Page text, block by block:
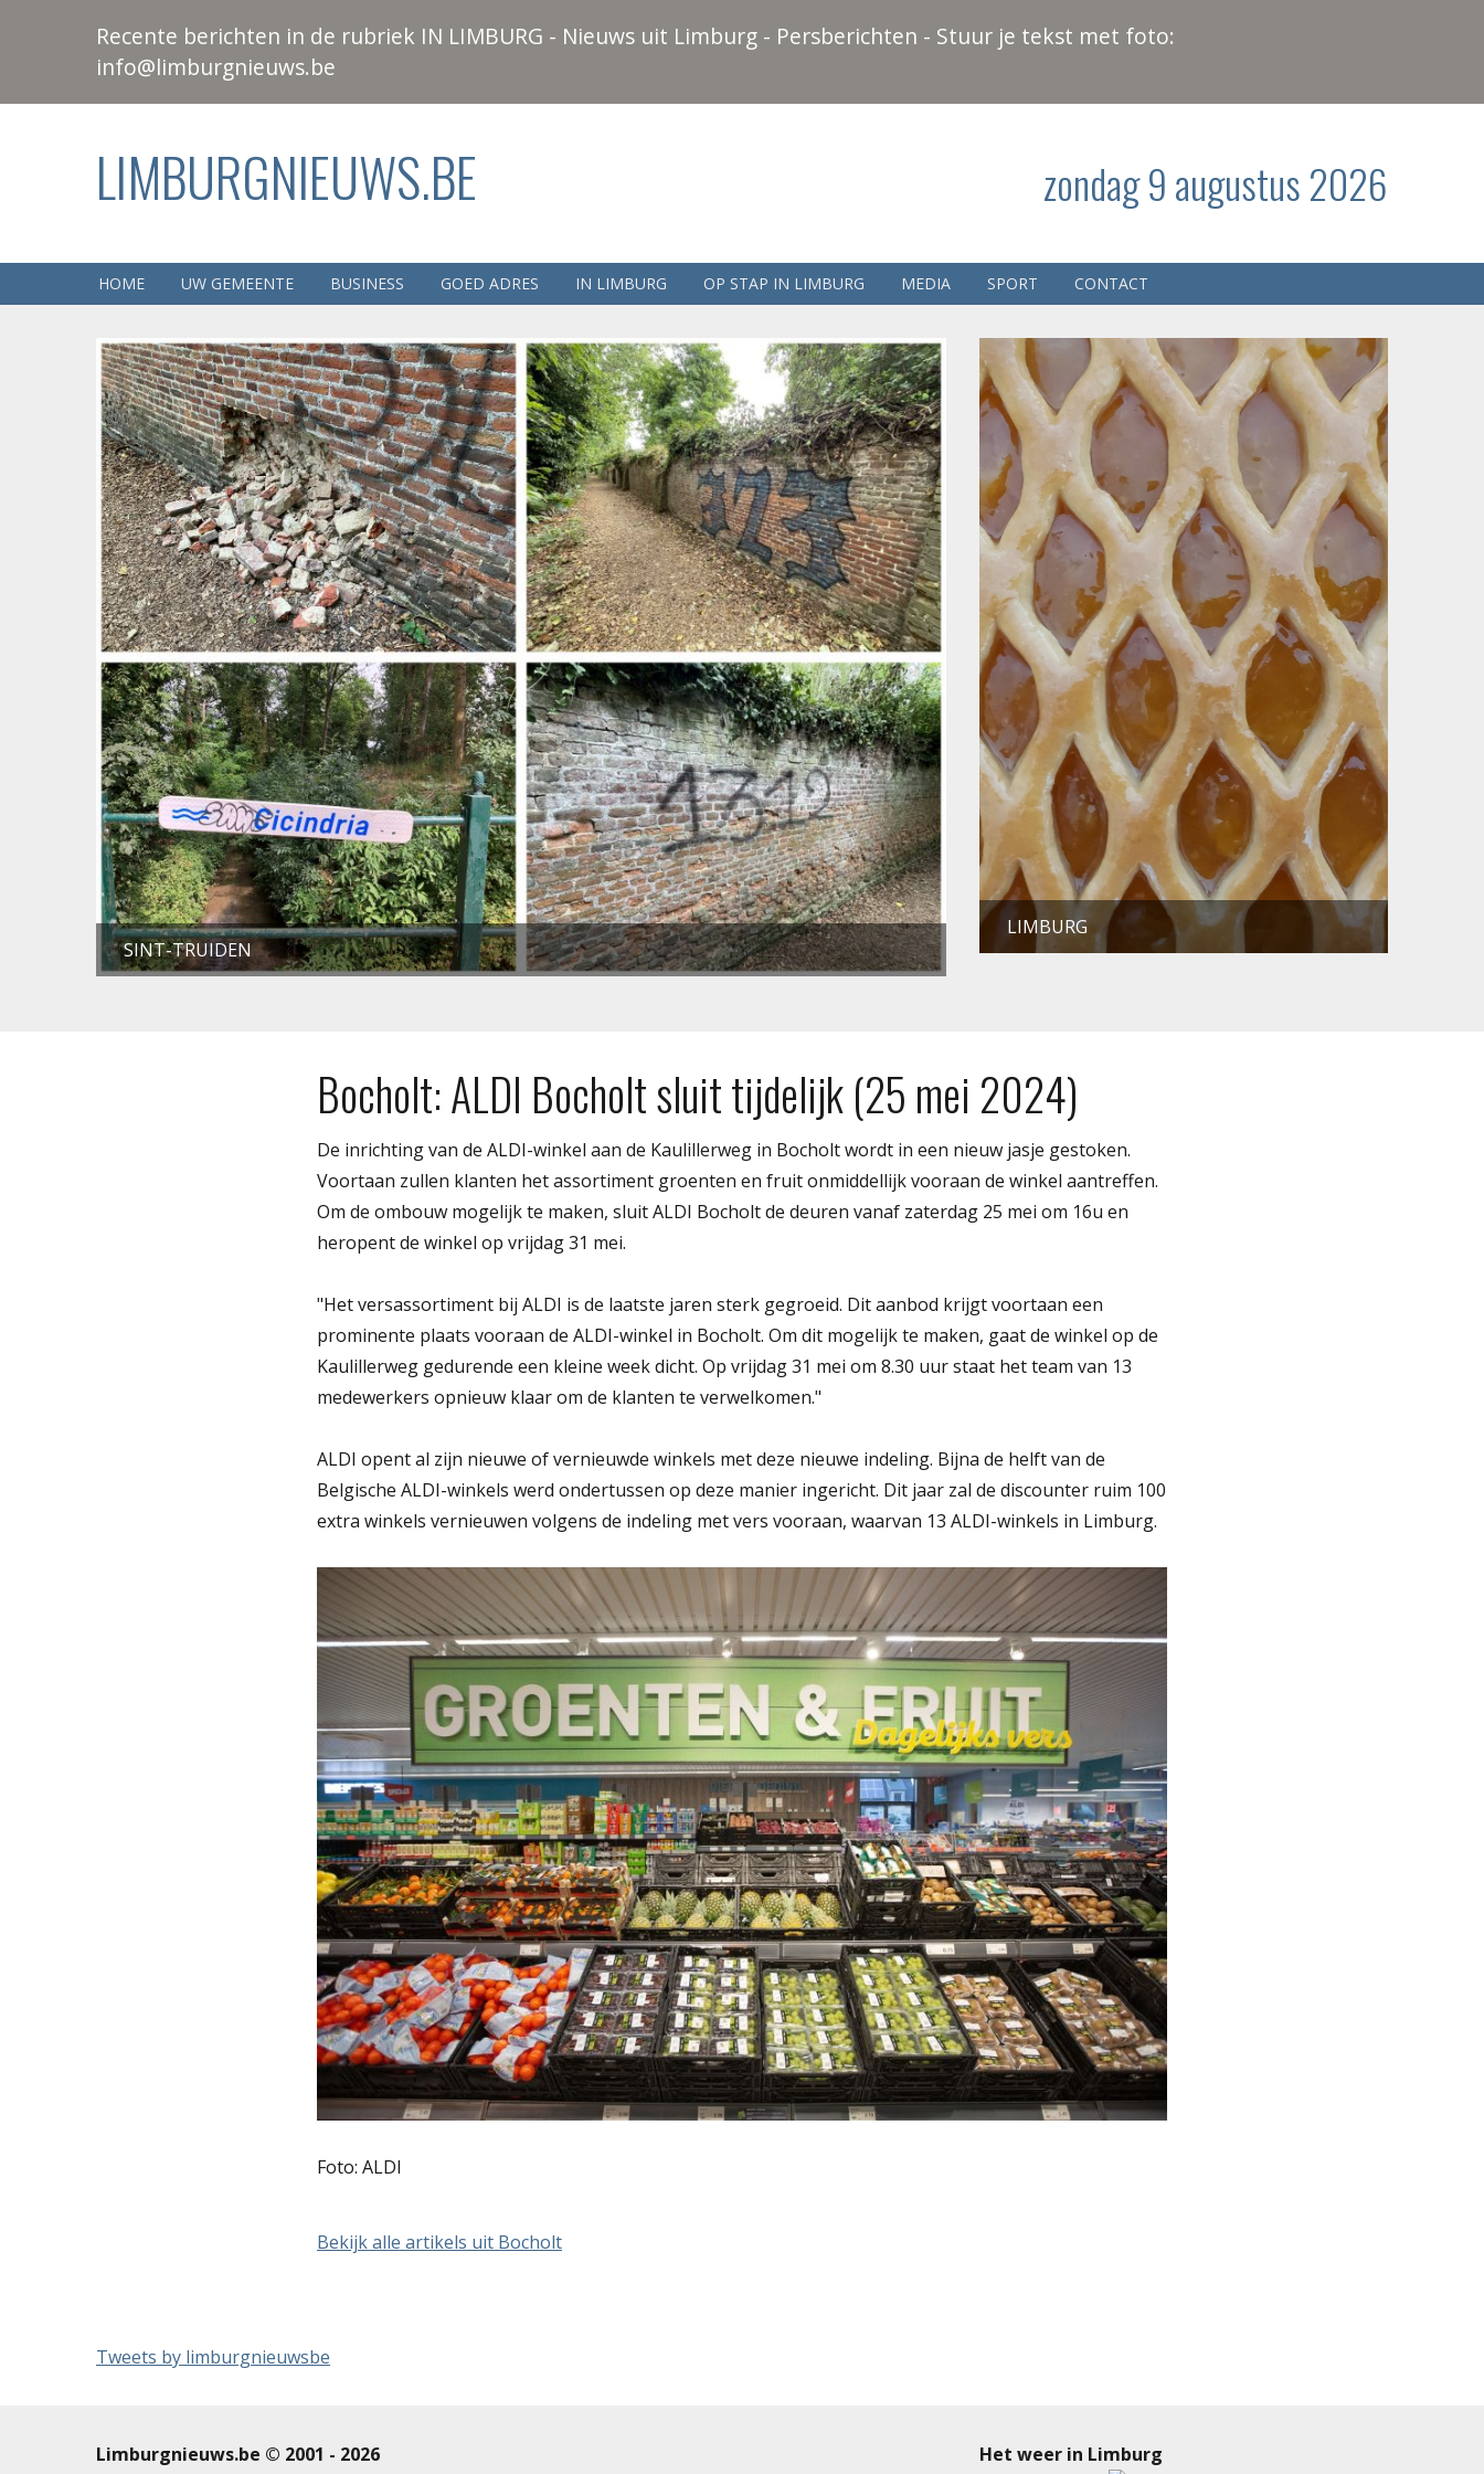
Recente berichten in de rubriek IN LIMBURG - Nieuws uit Limburg - Persberichten - Stuur je tekst met foto:
info@limburgnieuws.be
LIMBURGNIEUWS.BE zondag 9 augustus 2026
HOME UW GEMEENTE BUSINESS GOED ADRES IN LIMBURG OP STAP IN LIMBURG MEDIA SPORT CONTACT
SINT-TRUIDEN
LIMBURG
Bocholt: ALDI Bocholt sluit tijdelijk (25 mei 2024)
De inrichting van de ALDI-winkel aan de Kaulillerweg in Bocholt wordt in een nieuw jasje gestoken.
Voortaan zullen klanten het assortiment groenten en fruit onmiddellijk vooraan de winkel aantreffen.
Om de ombouw mogelijk te maken, sluit ALDI Bocholt de deuren vanaf zaterdag 25 mei om 16u en
heropent de winkel op vrijdag 31 mei.
"Het versassortiment bij ALDI is de laatste jaren sterk gegroeid. Dit aanbod krijgt voortaan een
prominente plaats vooraan de ALDI-winkel in Bocholt. Om dit mogelijk te maken, gaat de winkel op de
Kaulillerweg gedurende een kleine week dicht. Op vrijdag 31 mei om 8.30 uur staat het team van 13
medewerkers opnieuw klaar om de klanten te verwelkomen."
ALDI opent al zijn nieuwe of vernieuwde winkels met deze nieuwe indeling. Bijna de helft van de
Belgische ALDI-winkels werd ondertussen op deze manier ingericht. Dit jaar zal de discounter ruim 100
extra winkels vernieuwen volgens de indeling met vers vooraan, waarvan 13 ALDI-winkels in Limburg.
Foto: ALDI
Bekijk alle artikels uit Bocholt
Tweets by limburgnieuwsbe
Limburgnieuws.be © 2001 - 2026
Het weer in Limburg